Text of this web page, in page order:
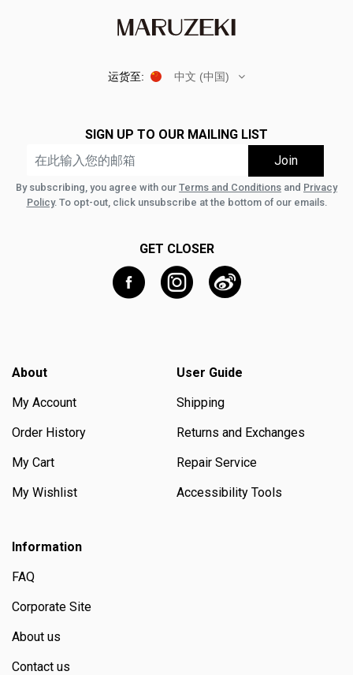
运货至: 中文 (中国)
SIGN UP TO OUR MAILING LIST
By subscribing, you agree with our Terms and Conditions and Privacy
Policy. To opt-out, click unsubscribe at the bottom of our emails.
GET CLOSER
About
My Account
Order History
My Cart
My Wishlist
User Guide
Shipping
Returns and Exchanges
Repair Service
Accessibility Tools
Information
FAQ
Corporate Site
About us
Contact us